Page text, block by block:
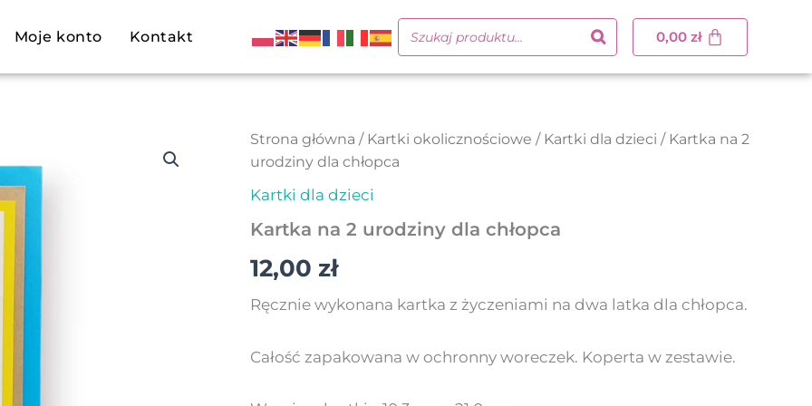
Moje konto Kontakt 0,00zł
Strona główna / Kartki okolicznościowe / Kartki dla dzieci / Kartka na 2
urodziny dla chłopca
Kartki dla dzieci
Kartka na 2 urodziny dla chłopca
12,00 zł
Ręcznie wykonana kartka z życzeniami na dwa latka dla chłopca.
Całość zapakowana w ochronny woreczek. Koperta w zestawie.